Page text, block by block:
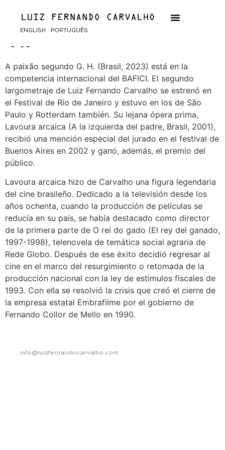
ENGLISH PORTUGUÊS
A paixão segundo G.
H.
A paixão segundo G. H. (Brasil, 2023) está en la
competencia internacional del BAFICI. El segundo
largometraje de Luiz Fernando Carvalho se estrenó en
el Festival de Río de Janeiro y estuvo en los de São
Paulo y Rotterdam también. Su lejana ópera prima,
Lavoura arcaica (A la izquierda del padre, Brasil, 2001),
recibió una mención especial del jurado en el festival de
Buenos Aires en 2002 y ganó, además, el premio del
público.
Lavoura arcaica hizo de Carvalho una figura legendaria
del cine brasileño. Dedicado a la televisión desde los
años ochenta, cuando la producción de películas se
reducía en su país, se había destacado como director
de la primera parte de O rei do gado (El rey del ganado,
1997-1998), telenovela de temática social agraria de
Rede Globo. Después de ese éxito decidió regresar al
cine en el marco del resurgimiento o retomada de la
producción nacional con la ley de estímulos fiscales de
1993. Con ella se resolvió la crisis que creó el cierre de
la empresa estatal Embrafilme por el gobierno de
Fernando Collor de Mello en 1990.
info@luizfernandocarvalho.com